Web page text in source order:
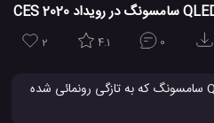
2 4.1 0
جدیدترین تلویزیون پرچمدار Q950 سامسونگ که به تازگی رونمائی شده